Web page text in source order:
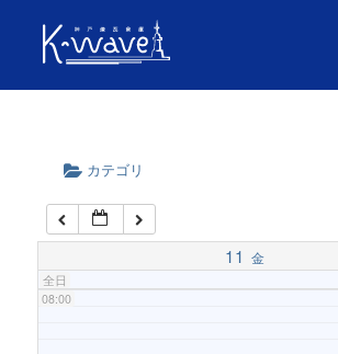
カテゴリ
11 金
全日
04:00
06:00
07:00
08:00